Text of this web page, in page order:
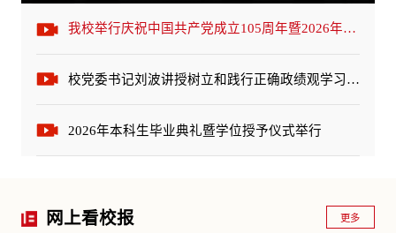
我校举行庆祝中国共产党成立105周年暨2026年“七一”表彰大会
校党委书记刘波讲授树立和践行正确政绩观学习教育专题党课
2026年本科生毕业典礼暨学位授予仪式举行
网上看校报 更多